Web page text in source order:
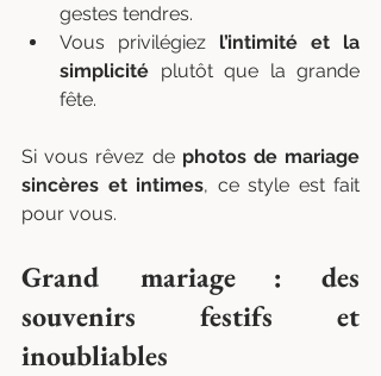
gestes tendres.
Vous privilégiez l’intimité et la
simplicité plutôt que la grande
fête.
Si vous rêvez de photos de mariage
sincères et intimes, ce style est fait
pour vous.
Grand mariage : des
souvenirs festifs et
inoubliables